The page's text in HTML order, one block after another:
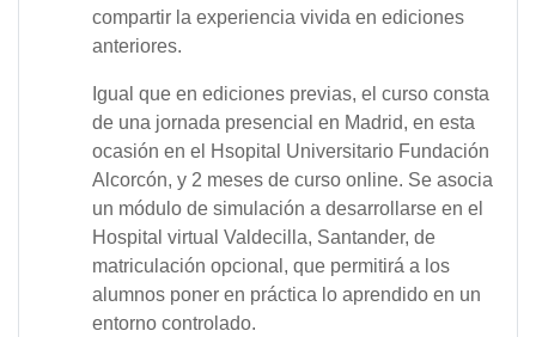
compartir la experiencia vivida en ediciones
anteriores.
Igual que en ediciones previas, el curso consta
de una jornada presencial en Madrid, en esta
ocasión en el Hsopital Universitario Fundación
Alcorcón, y 2 meses de curso online. Se asocia
un módulo de simulación a desarrollarse en el
Hospital virtual Valdecilla, Santander, de
matriculación opcional, que permitirá a los
alumnos poner en práctica lo aprendido en un
entorno controlado.